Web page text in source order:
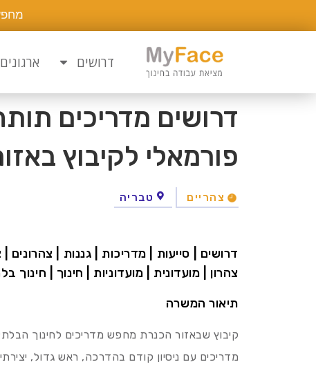
דרושים ארגונים
דרושים מדריכים
פורמאלי לקיבוץ
צהריים טבריה
דרושים | סייעות | מדריכות | גננות | צהרונים
צהרון | מועדונית | מועדוניות | חינוך |
תיאור המשרה
קיבוץ שבאזור הכנרת מחפש מדריכים לחינוך
מדריכים עם ניסיון קודם בהדרכה, ראש גדול,